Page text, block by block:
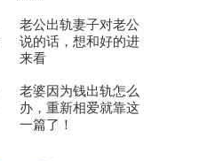
老公出轨妻子对老公
说的话，想和好的进
来看
老婆因为钱出轨怎么
办，重新相爱就靠这
一篇了！